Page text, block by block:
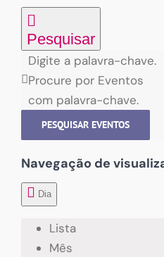
Pesquisar
Digite a palavra-chave.
Procure por Eventos
com palavra-chave.
PESQUISAR EVENTOS
Navegação de
Dia
Lista
Mês